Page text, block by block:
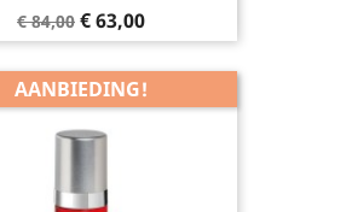
Normale
prijs
€ 84,00 Prijs
€ 63,00
AANBIEDING!